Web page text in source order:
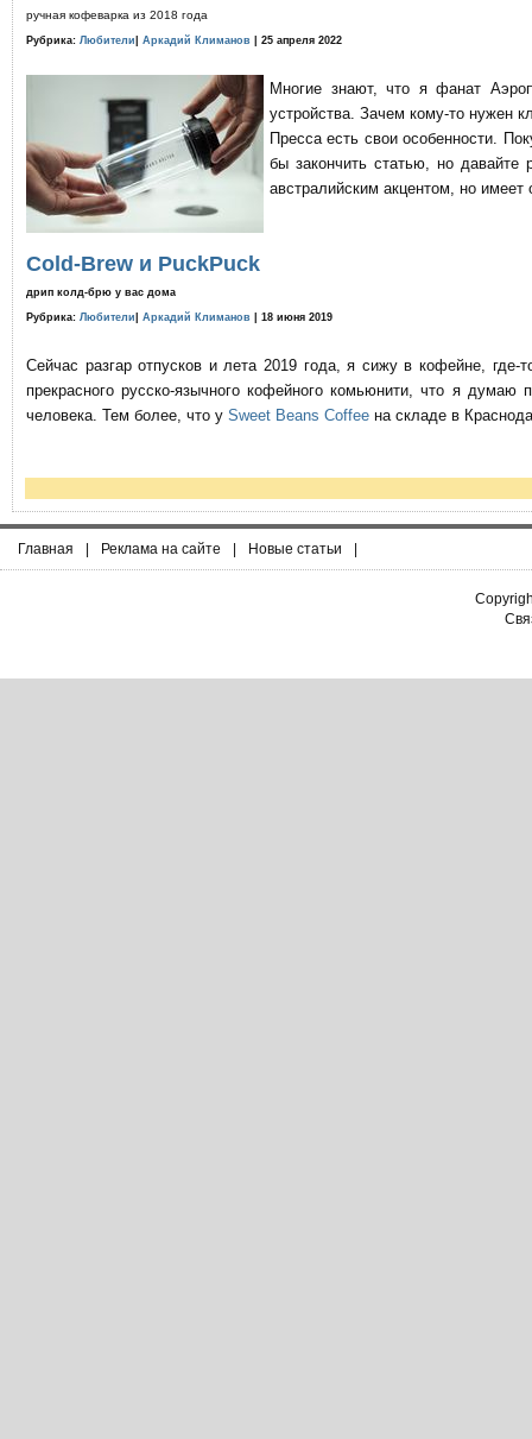
ручная кофеварка из 2018 года
Рубрика: Любители Аркадий Климанов | 25 апреля 2022
Многие знают, что я фанат
устройства. Зачем кому-то нужен
Пресса есть свои особенности.
бы закончить статью, но давайте
австралийским акцентом, но имеет
Cold-Brew и PuckPuck
дрип колд-брю у вас дома
Рубрика: Любители Аркадий Климанов | 18 июня 2019
Сейчас разгар отпусков и лета 2019 года, я сижу в кофейне,
прекрасного русско-язычного кофейного комьюнити, что я
человека. Тем более, что у Sweet Beans Coffee на складе в
Главная | Реклама на сайте | Новые статьи |